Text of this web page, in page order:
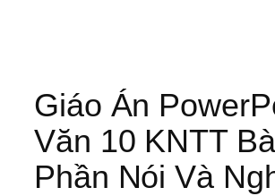
Giáo Án
Văn 10 KNTT
Phần Nói Và